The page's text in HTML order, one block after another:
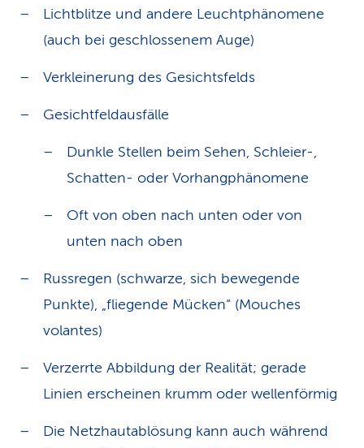
Lichtblitze und andere Leuchtphänomene
(auch bei geschlossenem Auge)
Verkleinerung des Gesichtsfelds
Gesichtfeldausfälle
Dunkle Stellen beim Sehen, Schleier-,
Schatten- oder Vorhangphänomene
Oft von oben nach unten oder von
unten nach oben
Russregen (schwarze, sich bewegende
Punkte), „fliegende Mücken“ (Mouches
volantes)
Verzerrte Abbildung der Realität; gerade
Linien erscheinen krumm oder wellenförmig
Die Netzhautablösung kann auch während